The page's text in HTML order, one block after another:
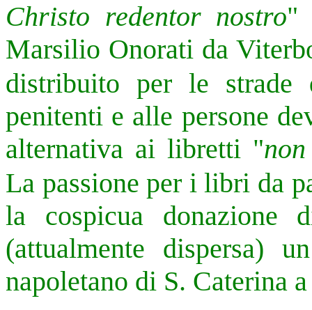
Christo redentor nostro"
Marsilio Onorati da
distribuito per le
penitenti e alle persone
alternativa ai libretti "
La passione per i libri da
la cospicua
(attualmente dispersa)
napoletano di S. Caterina